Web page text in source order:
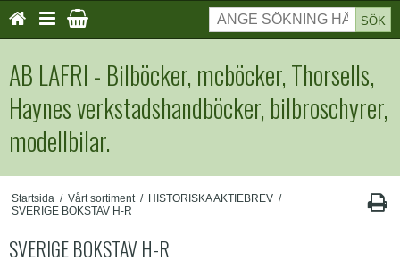
SÖK
AB LAFRI - Bilböcker, mcböcker, Thorsells,
Haynes verkstadshandböcker, bilbroschyrer,
modellbilar.
Startsida / Vårt sortiment / HISTORISKA AKTIEBREV /
SVERIGE BOKSTAV H-R
SVERIGE BOKSTAV H-R